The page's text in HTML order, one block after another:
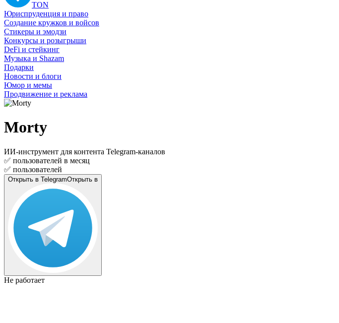
TON
Юриспруденция и право
Создание кружков и войсов
Стикеры и эмодзи
Конкурсы и розыгрыши
DeFi и стейкинг
Музыка и Shazam
Подарки
Новости и блоги
Юмор и мемы
Продвижение и реклама
Morty
ИИ-инструмент для контента Telegram-каналов
✅ пользователей в месяц
✅ пользователей
Открыть в TelegramОткрыть в
Не работает